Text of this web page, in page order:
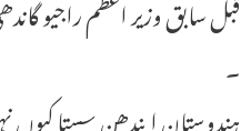
۔
ہندوستان ایندھن سستا کیوں